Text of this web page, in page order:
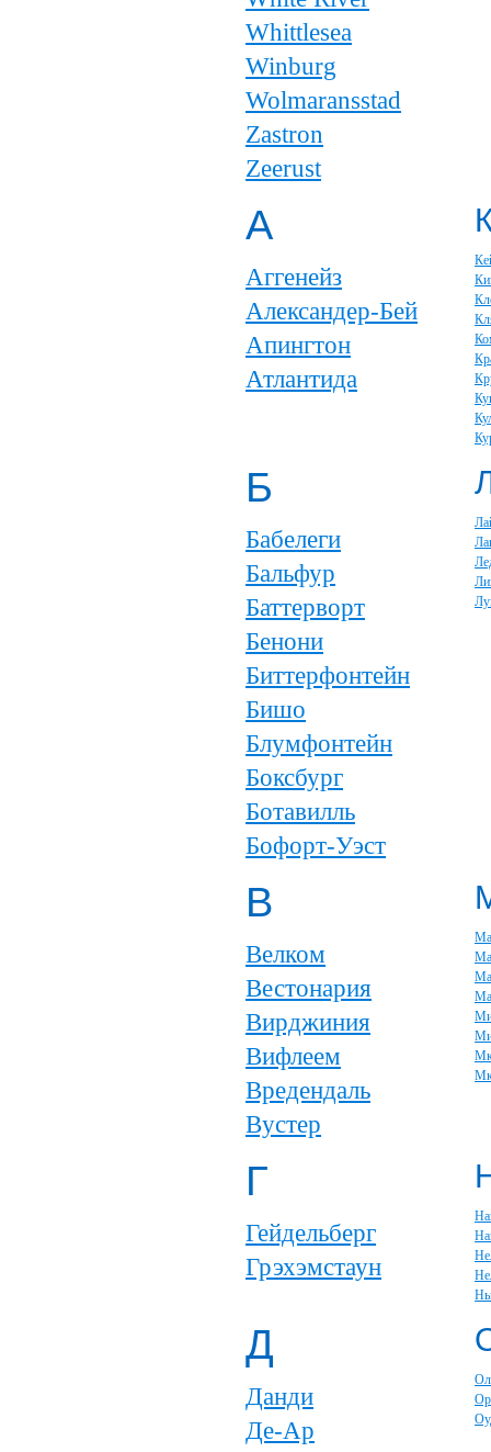
Whittlesea
Winburg
Wolmaransstad
Zastron
Zeerust
А
Аггенейз
Александер-Бей
Апингтон
Атлантида
Б
Бабелеги
Бальфур
Баттерворт
Бенони
Биттерфонтейн
Бишо
Блумфонтейн
Боксбург
Ботавилль
Бофорт-Уэст
В
Велком
Вестонария
Вирджиния
Вифлеем
Вредендаль
Вустер
Г
Гейдельберг
Грэхэмстаун
Д
Данди
Де-Ар